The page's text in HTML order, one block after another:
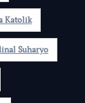
Katolik
Suharyo